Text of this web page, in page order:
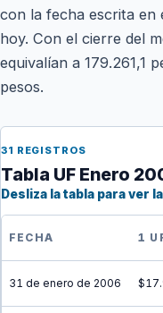
con la fecha escrita en
hoy. Con el cierre del
equivalían a 179.261,1
pesos.
31 REGISTROS
Tabla UF Enero
Desliza la tabla para ver
FECHA 1
31 de enero de 2006